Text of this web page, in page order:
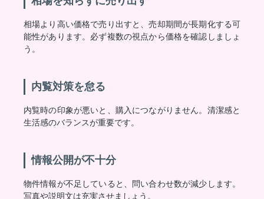
相場より高い価格で売り出すと、売却期間が長期化する可
能性があります。必ず複数の視点から価格を確認しましょ
う。
内覧対策を怠る
内覧時の印象が悪いと、購入につながりません。清潔感と
生活感のバランスが重要です。
情報公開が不十分
物件情報が不足していると、問い合わせ数が減少します。
写真や説明文は充実させましょう。